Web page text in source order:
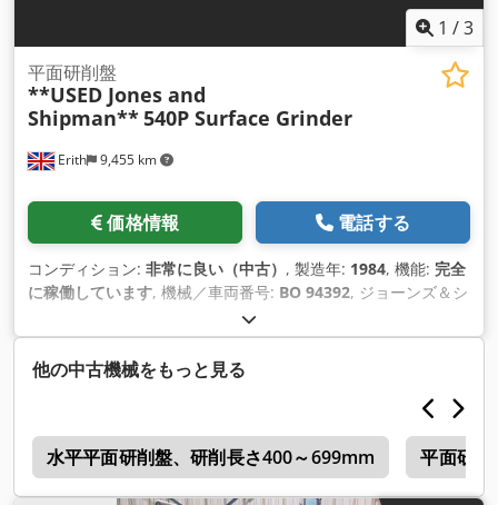
1 /3
Erith 9,455 km
平面研削盤
**USED Jones and
Shipman**540P Surface Grinder
価格情報 電話する
コンディション: 非常に良い（中古） , 製造年: 1984, 機能: 完全
に稼働しています, 機械／車両番号: BO 94392, ジョーンズ＆シ
ップマン540Pは、6″ x 18″マグネット・チャック、パワー・ラ
イズ＆フォール、クーラント・システム、除塵装置を装備し、
あらゆるツールルームで活躍する機械 です。 ツールルームの
名機：USEDジョーンズ＆シップマンモデル540P水平スピンド
ル平面研削盤 Djdpfxonxi R Us Accsck 仕様 テーブル作業面
457 x 152mm テーブル、ハンド、油圧の縦方向移動量
483mm テーブル、ハンド、油圧の全横移動 168mm 床からテ
ーブルまでの高さ 1035mm テーブルトラバース速度範囲 1.5～
他の中古機械をもっと見る
水平平面研削盤、研削長さ400～699mm 平面研削